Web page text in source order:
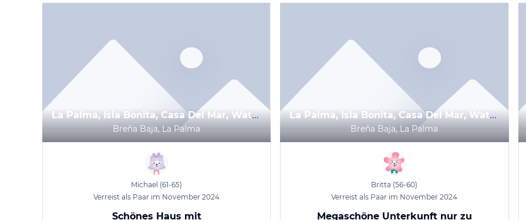
La Palma, Isla Bonita, Casa Del Mar, Waterfront house, very unique sea view
Breña Baja, La Palma
Michael (61-65)
Verreist als Paar im November 2024
Schönes Haus mit
La Palma, Isla Bonita, Casa Del Mar, Waterfront house, very unique sea view
Breña Baja, La Palma
Britta (56-60)
Verreist als Paar im November 2024
Megaschöne Unterkunft nur zu